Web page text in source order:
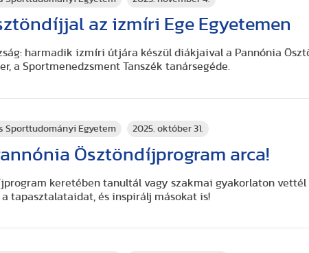
az izmíri Ege Egyetemen
harmadik izmíri útjára készül diákjaival a Pannónia
a Sportmenedzsment Tanszék tanársegéde.
Sporttudományi Egyetem 2025. október 31.
Ösztöndíjprogram arca!
keretében tanultál vagy szakmai gyakorlaton vettél
a tapasztalataidat, és inspirálj másokat is!